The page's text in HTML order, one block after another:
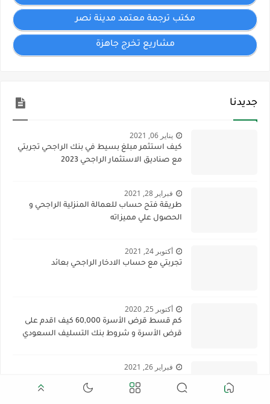
مكتب ترجمة معتمد مدينة نصر
مشاريع تخرج جاهزة
جديدنا
يناير 06, 2021
كيف استثمر مبلغ بسيط في بنك الراجحي تجربتي
مع صناديق الاستثمار الراجحي 2023
فبراير 28, 2021
طريقة فتح حساب للعمالة المنزلية الراجحي و
الحصول علي مميزاته
أكتوبر 24, 2021
تجربتي مع حساب الادخار الراجحي بعائد
أكتوبر 25, 2020
كم قسط قرض الأسرة 60,000 كيف اقدم على
قرض الأسرة و شروط بنك التسليف السعودي
فبراير 26, 2021
مرة ومتابعة الدورات التدريبية